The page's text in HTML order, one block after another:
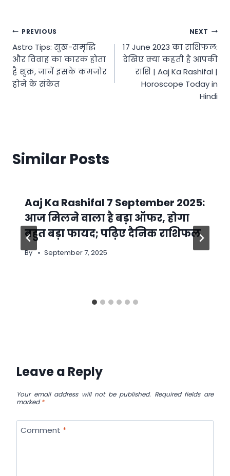
Post
navigation
PREVIOUS
Astro Tips: सुख-समृद्धि
और विवाह का कारक होता
है शुक्र, जानें इसके कमजोर
होने के संकेत
NEXT
17 June 2023 का राशिफल:
देखिए क्या कहती है आपकी
राशि | Aaj Ka Rashifal |
Horoscope Today in
Hindi
Similar Posts
Aaj Ka Rashifal 7 September 2025:
आज मिलने वाला है बड़ा ऑफर, होगा
बहुत बड़ा फायद; पढ़िए दैनिक राशिफल
By September 7, 2025
Leave a Reply
Your email address will not be published. Required fields are
marked*
Comment *